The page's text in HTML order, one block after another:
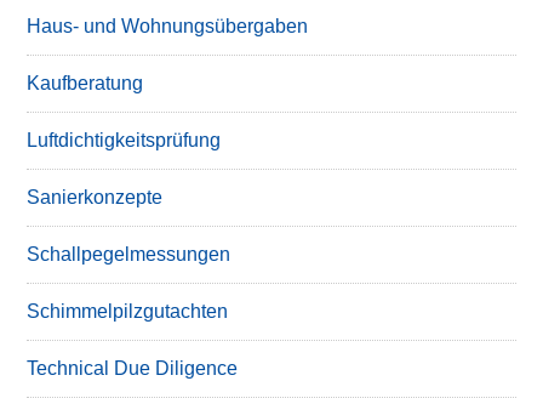
Haus- und Wohnungsübergaben
Kaufberatung
Luftdichtigkeitsprüfung
Sanierkonzepte
Schallpegelmessungen
Schimmelpilzgutachten
Technical Due Diligence